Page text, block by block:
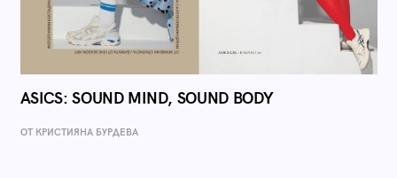
ASICS: SOUND MIND, SOUND BODY
ОТ КРИСТИЯНА БУРДЕВА